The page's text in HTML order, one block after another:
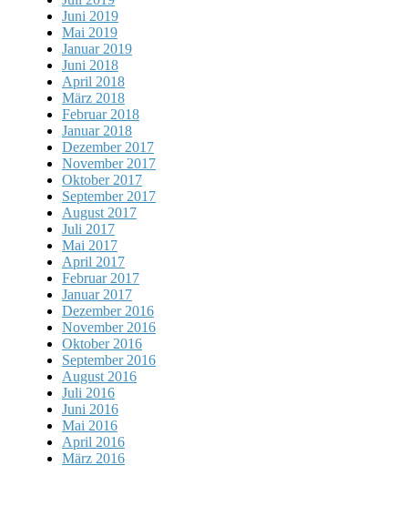
Juni 2019
Mai 2019
Januar 2019
Juni 2018
April 2018
März 2018
Februar 2018
Januar 2018
Dezember 2017
November 2017
Oktober 2017
September 2017
August 2017
Juli 2017
Mai 2017
April 2017
Februar 2017
Januar 2017
Dezember 2016
November 2016
Oktober 2016
September 2016
August 2016
Juli 2016
Juni 2016
Mai 2016
April 2016
März 2016